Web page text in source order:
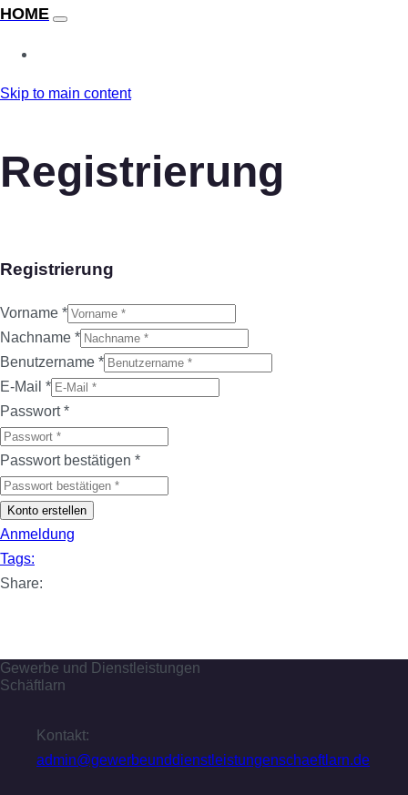
Skip to main content
Registrierung
Registrierung
Vorname *
Nachname *
Benutzername *
E-Mail *
Passwort*
Passwort bestätigen *
Konto erstellen
Anmeldung
Tags:
Share:
Gewerbe und Dienstleistungen
Schäftlarn
Kontakt:
admin@gewerbeunddienstleistungenschaeftlarn.de